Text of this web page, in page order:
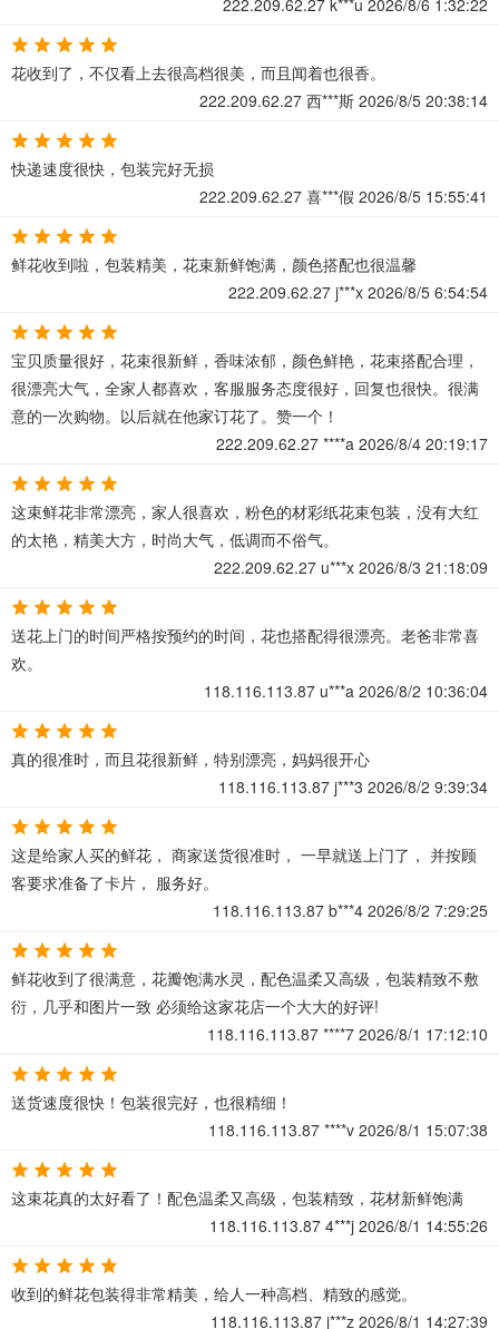
222.209.62.27 k***u 2026/8/6 1:32:22
花收到了，不仅看上去很高档很美，而且闻着也很香。
222.209.62.27 西***斯 2026/8/5 20:38:14
快递速度很快，包装完好无损
222.209.62.27 喜***假 2026/8/5 15:55:41
鲜花收到啦，包装精美，花束新鲜饱满，颜色搭配也很温馨
222.209.62.27 j***x 2026/8/5 6:54:54
宝贝质量很好，花束很新鲜，香味浓郁，颜色鲜艳，花束搭配合理，
很漂亮大气，全家人都喜欢，客服服务态度很好，回复也很快。很满
意的一次购物。以后就在他家订花了。赞一个！
222.209.62.27 ****a 2026/8/4 20:19:17
这束鲜花非常漂亮，家人很喜欢，粉色的材彩纸花束包装，没有大红
的太艳，精美大方，时尚大气，低调而不俗气。
222.209.62.27 u***x 2026/8/3 21:18:09
送花上门的时间严格按预约的时间，花也搭配得很漂亮。老爸非常喜
欢。
118.116.113.87 u***a 2026/8/2 10:36:04
真的很准时，而且花很新鲜，特别漂亮，妈妈很开心
118.116.113.87 j***3 2026/8/2 9:39:34
这是给家人买的鲜花， 商家送货很准时， 一早就送上门了， 并按顾
客要求准备了卡片， 服务好。
118.116.113.87 b***4 2026/8/2 7:29:25
鲜花收到了很满意，花瓣饱满水灵，配色温柔又高级，包装精致不敷
衍，几乎和图片一致 必须给这家花店一个大大的好评!
118.116.113.87 ****7 2026/8/1 17:12:10
送货速度很快！包装很完好，也很精细！
118.116.113.87 ****v 2026/8/1 15:07:38
这束花真的太好看了！配色温柔又高级，包装精致，花材新鲜饱满
118.116.113.87 4***j 2026/8/1 14:55:26
收到的鲜花包装得非常精美，给人一种高档、精致的感觉。
118.116.113.87 j***z 2026/8/1 14:27:39